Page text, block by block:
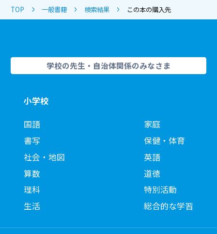
TOP 一般書籍 検索結果 この本の購入先
学校の先生・自治体関係のみなさま
小学校
国語
書写
社会・地図
算数
理科
生活
家庭
保健・体育
英語
道徳
特別活動
総合的な学習